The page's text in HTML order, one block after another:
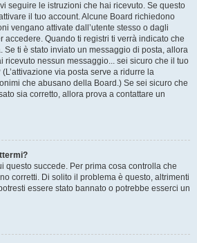
seguire le istruzioni che hai ricevuto. Se questo
il tuo account. Alcune Board richiedono
vengano attivate dall’utente stesso o dagli
accedere. Quando ti registri ti verrà indicato che
Se ti è stato inviato un messaggio di posta, allora
ricevuto nessun messaggio... sei sicuro che il tuo
via posta serve a ridurre la
che abusano della Board.) Se sei sicuro che
sia corretto, allora prova a contattare un
questo succede. Per prima cosa controlla che
corretti. Di solito il problema è questo, altrimenti
essere stato bannato o potrebbe esserci un